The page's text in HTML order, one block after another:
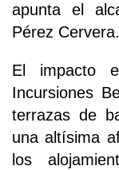
apunta el
Pérez Cervera.
El impacto
Incursiones
terrazas de
una altísima
los